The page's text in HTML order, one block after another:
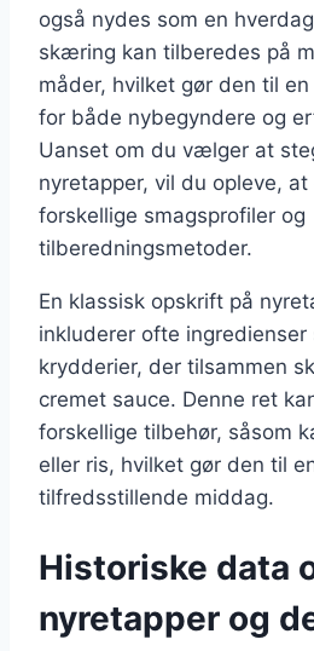
også nydes som en
skæring kan tilberedes på
måder, hvilket gør den til
for både nybegyndere og
Uanset om du vælger at
nyretapper, vil du opleve,
forskellige smagsprofiler og
tilberedningsmetoder.
En klassisk opskrift på
inkluderer ofte
krydderier, der tilsammen
cremet sauce. Denne ret
forskellige tilbehør, såsom
eller ris, hvilket gør den til
tilfredsstillende middag.
Historiske data
nyretapper og